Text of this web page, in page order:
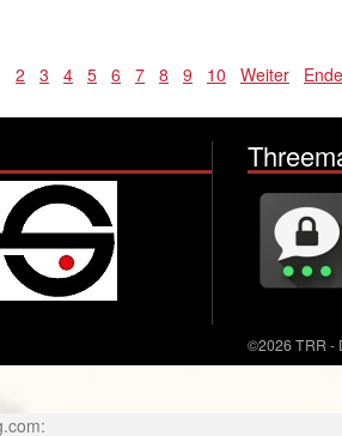
2 3 4 5 6 7 8 9 10 Weiter Ende
©2026 TRR -